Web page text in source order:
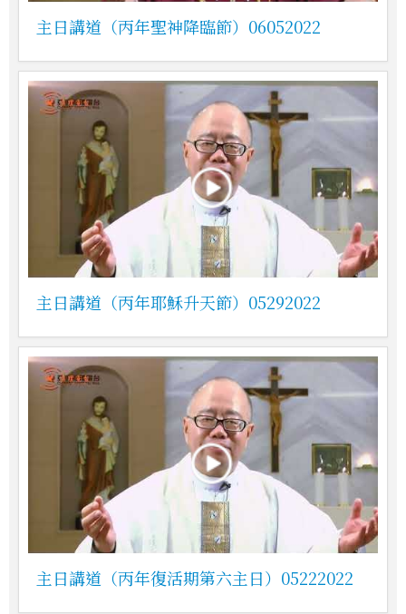
主日講道（丙年聖神降臨節）06052022
主日講道（丙年耶穌升天節）05292022
主日講道（丙年復活期第六主日）05222022